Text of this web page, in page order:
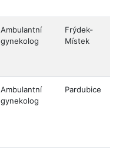
Ambulantní
gynekolog
Frýdek-
Místek
Ambulantní
gynekolog
Pardubice